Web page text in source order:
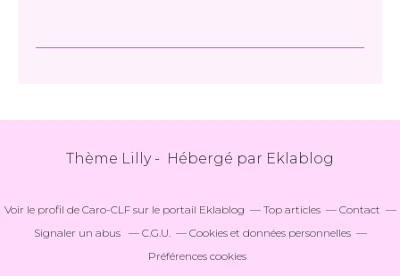
Thème Lilly - Hébergé par Eklablog
Voir le profil de Caro-CLFsur le portail Eklablog Top articles
Contact
Signaler un abus
C.G.U.
Cookies et données personnelles
Préférences cookies